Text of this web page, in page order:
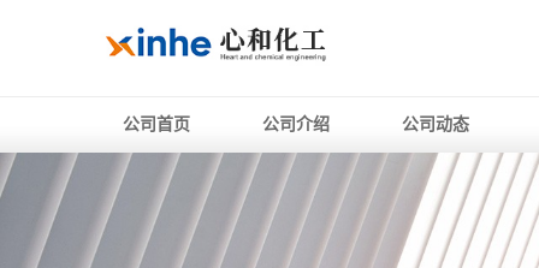
公司首页 公司介绍 公司动态